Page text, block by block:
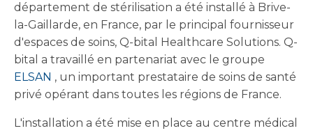
département de stérilisation a été installé à Brive-
la-Gaillarde, en France, par le principal fournisseur
d'espaces de soins, Q-bital Healthcare Solutions. Q-
bital a travaillé en partenariat avec le groupe
ELSAN , un important prestataire de soins de santé
privé opérant dans toutes les régions de France.
L'installation a été mise en place au centre médical